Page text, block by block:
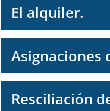
El alquiler.
Asignaciones
Resciliación